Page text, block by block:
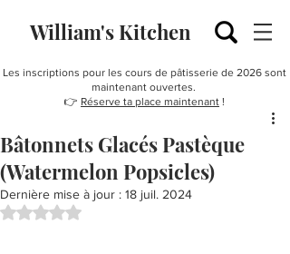
William's Kitchen
Les inscriptions pour les cours de pâtisserie de 2026 sont
maintenant ouvertes.
👉 Réserve ta place maintenant !
Bâtonnets Glacés Pastèque
(Watermelon Popsicles)
Dernière mise à jour : 18 juil. 2024
Noté NaN étoiles sur 5.